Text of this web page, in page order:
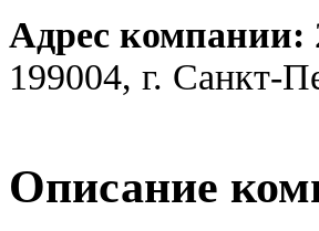
Адрес компании:
199004, г. Санкт-
Описание